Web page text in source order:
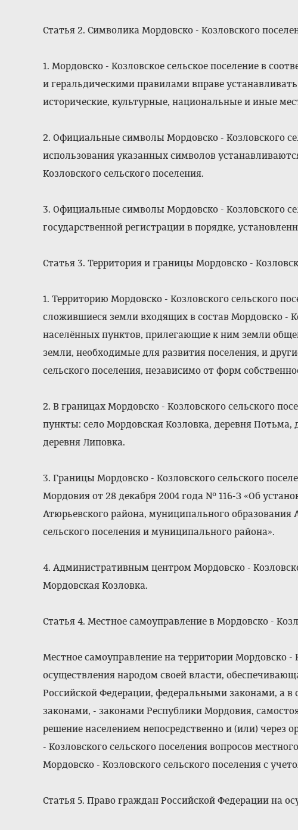
Статья 2. Символика Мордовско - Козловского
1. Мордовско - Козловское сельское поселение в
и геральдическими правилами вправе
исторические, культурные, национальные и иные
2. Официальные символы Мордовско - Козловского
использования указанных символов
Козловского сельского поселения.
3. Официальные символы Мордовско - Козловского
государственной регистрации в порядке,
Статья 3. Территория и границы Мордовско -
1. Территорию Мордовско - Козловского сельского
сложившиеся земли входящих в состав Мордовско -
населённых пунктов, прилегающие к ним земли
земли, необходимые для развития поселения, и
сельского поселения, независимо от форм
2. В границах Мордовско - Козловского сельского
пункты: село Мордовская Козловка, деревня Потьма,
деревня Липовка.
3. Границы Мордовско - Козловского сельского
Мордовия от 28 декабря 2004 года № 116-З «Об
Атюрьевского района, муниципального
сельского поселения и муниципального района».
4. Административным центром Мордовско -
Мордовская Козловка.
Статья 4. Местное самоуправление в Мордовско -
Местное самоуправление на территории Мордовско -
осуществления народом своей власти,
Российской Федерации, федеральными законами, а
законами, - законами Республики Мордовия,
решение населением непосредственно и (или) через
- Козловского сельского поселения вопросов
Мордовско - Козловского сельского поселения с
Статья 5. Право граждан Российской Федерации на